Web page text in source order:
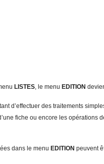
L STES, le menu EDITION
d’effectuer des traitements
fiche ou encore les opérations
dans le menu EDITION peuvent